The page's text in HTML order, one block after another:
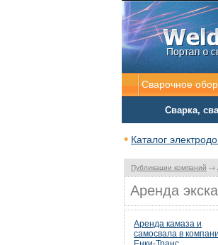
Публикации компаний
Аренда
Аренда камаза и
самосвала в
Сварочное
Сварка,
• Каталог